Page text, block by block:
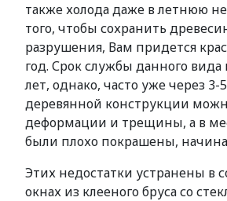
также холода даже в летнюю
того, чтобы сохранить
разрушения, Вам придется
год. Срок службы данного вида
лет, однако, часто уже через 3-
деревянной конструкции
деформации и трещины, а в
были плохо покрашены,
Этих недостатки устранены в
окнах из клееного бруса со